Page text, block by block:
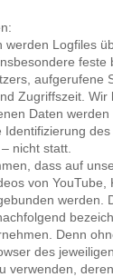
werden Logfiles
feste
aufgerufene
Zugriffszeit.
Daten
Identifizierung
nicht statt.
dass auf
von
werden.
Denn
des
verwenden,